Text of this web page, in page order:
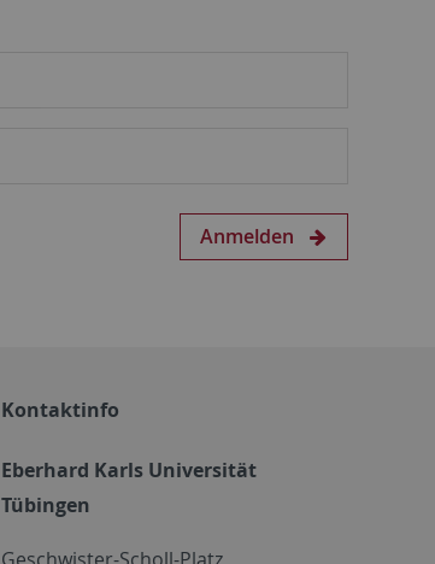
Anmelden
Kontaktinfo
Eberhard Karls Universität
Tübingen